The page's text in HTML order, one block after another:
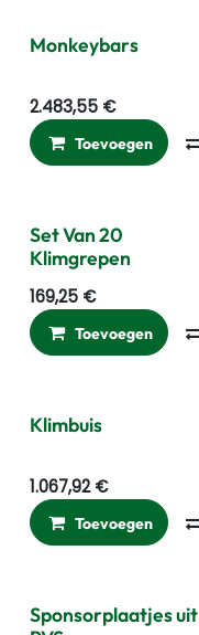
Monkeybars
2.483,55 €
Toevoegen
Set Van 20
Klimgrepen
169,25 €
Toevoegen
Klimbuis
1.067,92€
Toevoegen
Sponsorplaatjes uit